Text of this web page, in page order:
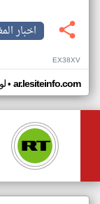
اخبار
EX38XV
• ar.lesiteinfo.com